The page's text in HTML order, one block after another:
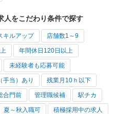
人をこだわり条件で探す
キルアップ 店舗数1～9
年間休日120日以上
未経験者も応募可能
手当）あり 残業月10ｈ以下
合門前 管理職候補 駅チカ
夏～秋入職可 積極採用中の求人